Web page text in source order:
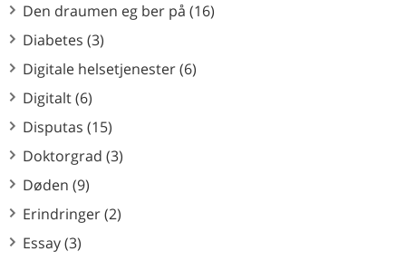
Den draumen eg ber på (16)
Diabetes (3)
Digitale helsetjenester (6)
Digitalt (6)
Disputas (15)
Doktorgrad (3)
Døden (9)
Erindringer (2)
Essay (3)